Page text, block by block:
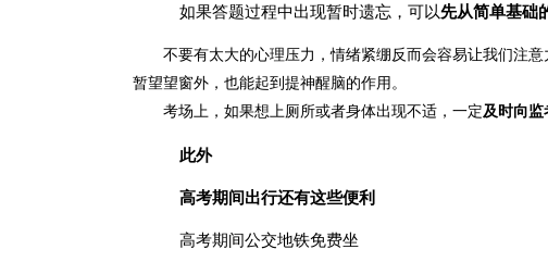
如果答题过程中出现暂时遗忘，可以先从简单基础
不要有太大的心理压力，情绪紧绷反而会容易让我们注
暂望望窗外，也能起到提神醒脑的作用。
考场上，如果想上厕所或者身体出现不适，一定及时向
此外
高考期间出行还有这些便利
高考期间公交地铁免费坐